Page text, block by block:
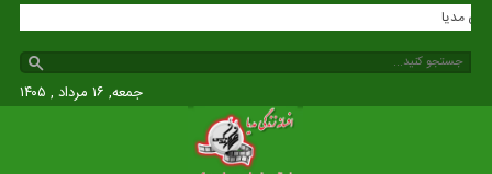
زندگی مدیا
جمعه, ۱۶ مرداد , ۱۴۰۵